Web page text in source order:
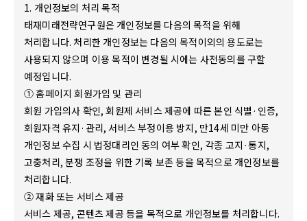
1. 개인정보의 처리 목적
태재미래전략연구원은 개인정보를 다음의 목적을 위해
처리합니다. 처리한 개인정보는 다음의 목적이외의 용도로는
사용되지 않으며 이용 목적이 변경될 시에는 사전동의를 구할
예정입니다.
① 홈페이지 회원가입 및 관리
회원 가입의사 확인, 회원제 서비스 제공에 따른 본인 식별·인증,
회원자격 유지·관리, 서비스 부정이용 방지, 만14세 미만 아동
개인정보 수집 시 법정대리인 동의 여부 확인, 각종 고지·통지,
고충처리, 분쟁 조정을 위한 기록 보존 등을 목적으로 개인정보를
처리합니다.
② 재화 또는 서비스 제공
서비스 제공, 콘텐츠 제공 등을 목적으로 개인정보를 처리합니다.